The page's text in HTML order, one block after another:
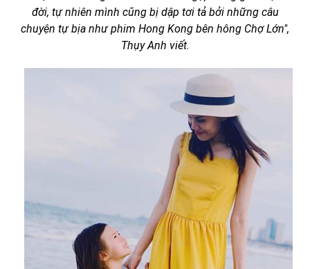
đời, tự nhiên mình cũng bị dập tơi tả bởi những câu
chuyện tự bịa như phim Hong Kong bên hông Chợ Lớn",
Thụy Anh viết.